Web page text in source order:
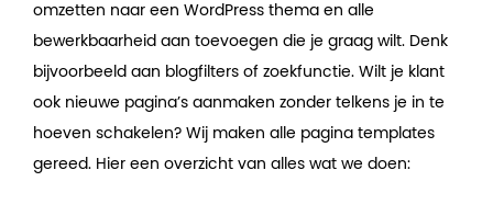
omzetten naar een WordPress thema en alle
bewerkbaarheid aan toevoegen die je graag wilt. Denk
bijvoorbeeld aan blogfilters of zoekfunctie. Wilt je klant
ook nieuwe pagina’s aanmaken zonder telkens je in te
hoeven schakelen? Wij maken alle pagina templates
gereed. Hier een overzicht van alles wat we doen: